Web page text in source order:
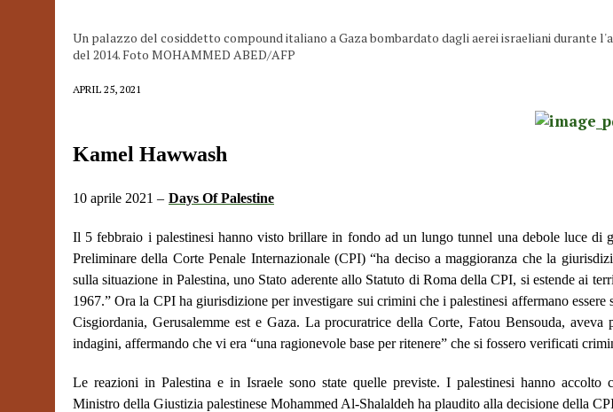
Un palazzo del cosiddetto compound italiano a Gaza bombardato dagli aerei israeliani durante
del 2014. Foto MOHAMMED ABED/AFP
APRIL 25, 2021
Kamel Hawwash
10 aprile 2021 – Days Of Palestine
Il 5 febbraio i palestinesi hanno visto brillare in fondo ad un lungo tunnel una debole luce di
Preliminare della Corte Penale Internazionale (CPI) “ha deciso a maggioranza che la
sulla situazione in Palestina, uno Stato aderente allo Statuto di Roma della CPI, si estende ai
1967.” Ora la CPI ha giurisdizione per investigare sui crimini che i palestinesi affermano essere
Cisgiordania, Gerusalemme est e Gaza. La procuratrice della Corte, Fatou Bensouda, aveva
indagini, affermando che vi era “una ragionevole base per ritenere” che si fossero verificati
Le reazioni in Palestina e in Israele sono state quelle previste. I palestinesi hanno accolto
Ministro della Giustizia palestinese Mohammed Al-Shalaldeh ha plaudito alla decisione della